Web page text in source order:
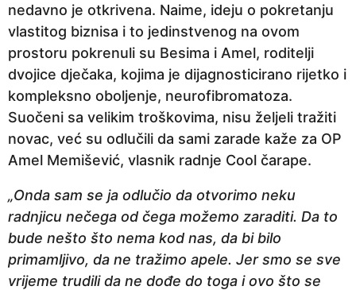
g
o
d
i
n
e
p
r
nedavno je otkrivena. Naime, ideju o pokretanju
vlastitog biznisa i to jedinstvenog na ovom
prostoru pokrenuli su Besima i Amel, roditelji
dvojice dječaka, kojima je dijagnosticirano rijetko i
kompleksno oboljenje, neurofibromatoza.
Suočeni sa velikim troškovima, nisu željeli tražiti
novac, već su odlučili da sami zarade kaže za OP
Amel Memišević, vlasnik radnje Cool čarape.
„Onda sam se ja odlučio da otvorimo neku
radnjicu nečega od čega možemo zaraditi. Da to
bude nešto što nema kod nas, da bi bilo
primamljivo, da ne tražimo apele. Jer smo se sve
vrijeme trudili da ne dođe do toga i ovo što se